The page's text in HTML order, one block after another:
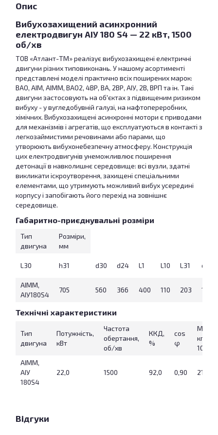
Опис
Вибухозахищений асинхронний
електродвигун АІУ 180 S4 — 22 кВт, 1500
об/хв
ТОВ «Атлант-ТМ» реалізує вибухозахищені електричні
двигуни різних типовиконань. У нашому асортименті
представлені моделі практично всіх поширених марок:
ВАО, АІМ, АІММ, ВАО2, 4ВР, ВА, 2ВР, АІУ, 2В, ВРП та ін. Такі
двигуни застосовують на об'єктах з підвищеним ризиком
вибуху - у вугледобувній галузі, на нафтопереробних,
хімічних. Вибухозахищені асинхронні мотори є приводами
для механізмів і агрегатів, що експлуатуються в контакті з
легкозаймистими речовинами або парами, що
утворюють вибухонебезпечну атмосферу. Конструкція
цих електродвигунів унеможливлює поширення
детонації в навколишнє середовище: всі вузли, здатні
викликати іскроутворення, захищені спеціальними
елементами, що утримують можливий вибух усередині
корпусу і запобігають його перехід на зовнішнє
середовище.
Габаритно-приєднувальні розміри
Тип
двигуна
Розміри,
мм
L30 h31 d30 d24 L1 L10 L31 d1
АІММ,
АІУ180S4
705 560 366 400 110 203 121
Технічні характеристики
Тип
двигуна
Потужність,
кВт
Частота
обертання,
об/хв
ККД,
%
cos
φ
Маса,
кг (IM
1081)
АІММ,
АІУ
180S4
22,0 1500 92,0 0,90 215
Відгуки